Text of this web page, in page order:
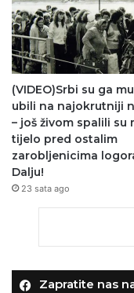
(VIDEO)Srbi su ga
ubili na najokrutniji
– još živom spalili su
tijelo pred ostalim
zarobljenicima
Dalju!
23 sata ago
Zapratite nas